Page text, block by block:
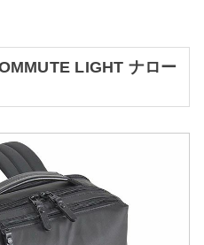
LIGHT ナロー